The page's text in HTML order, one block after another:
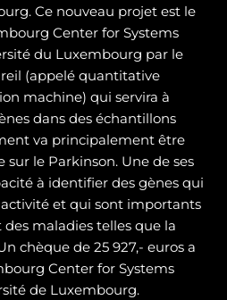
Ce nouveau projet est le
Center for Systems
du Luxembourg par le
(appelé quantitative
machine) qui servira à
dans des échantillons
va principalement être
sur le Parkinson. Une de ses
à identifier des gènes qui
et qui sont importants
maladies telles que la
chèque de 25 927,- euros a
Center for Systems
de Luxembourg.